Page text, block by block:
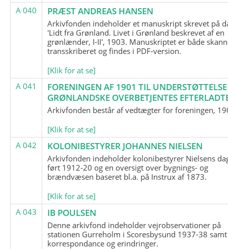
A 040
PRÆST ANDREAS HANSEN
Arkivfonden indeholder et manuskript skrevet på
'Lidt fra Grønland. Livet i Grønland beskrevet af en
grønlænder, I-II', 1903. Manuskriptet er både
transskriberet og findes i PDF-version.
[Klik for at se]
A 041
FORENINGEN AF 1901 TIL
GRØNLANDSKE OVERBETJENTES
Arkivfonden består af vedtægter for foreningen,
[Klik for at se]
A 042
KOLONIBESTYRER JOHANNES NIELSEN
Arkivfonden indeholder kolonibestyrer Nielsens
ført 1912-20 og en oversigt over bygnings- og
brændvæsen baseret bl.a. på Instrux af 1873.
[Klik for at se]
A 043
IB POULSEN
Denne arkivfond indeholder vejrobservationer på
stationen Gurreholm i Scoresbysund 1937-38 samt
korrespondance og erindringer.